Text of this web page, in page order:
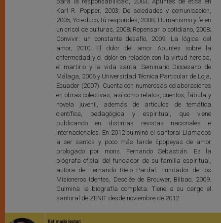
Karl R. Popper, 2003; De soledades y comunicación,
2005; Yo educo; tú respondes, 2008; Humanismo y fe en
un crisol de culturas, 2008; Repensar lo cotidiano, 2008;
Convivir: un constante desafío, 2009; La lógica del
amor, 2010; El dolor del amor. Apuntes sobre la
enfermedad y el dolor en relación con la virtud heroica,
el martirio y la vida santa. Seminario Diocesano de
Málaga, 2006 y Universidad Técnica Particular de Loja,
Ecuador (2007). Cuenta con numerosas colaboraciones
en obras colectivas, así como relatos, cuentos, fábula y
novela juvenil, además de artículos de temática
científica, pedagógica y espiritual, que viene
publicando en distintas revistas nacionales e
internacionales. En 2012 culminó el santoral Llamados
a ser santos y poco más tarde Epopeyas de amor
prologado por mons. Fernando Sebastián. Es la
biógrafa oficial del fundador de su familia espiritual,
autora de Fernando Rielo Pardal. Fundador de los
Misioneros Identes, Desclée de Brouwer, Bilbao, 2009.
Culmina la biografía completa. Tiene a su cargo el
santoral de ZENIT desde noviembre de 2012.